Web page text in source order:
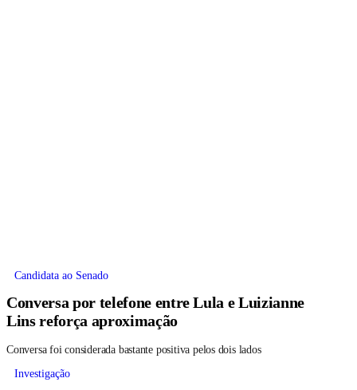
Candidata ao Senado
Conversa por telefone entre Lula e Luizianne
Lins reforça aproximação
Conversa foi considerada bastante positiva pelos dois lados
Investigação